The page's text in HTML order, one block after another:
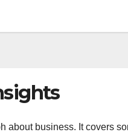
about business. It covers